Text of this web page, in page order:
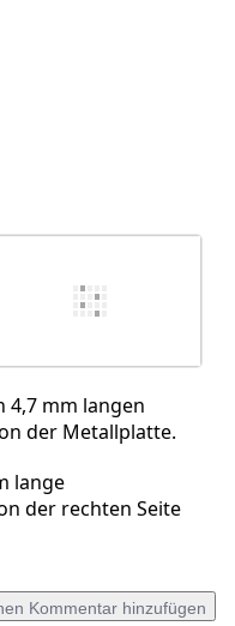
4,7 mm langen
der Metallplatte.
lange
der rechten Seite
Kommentar hinzufügen